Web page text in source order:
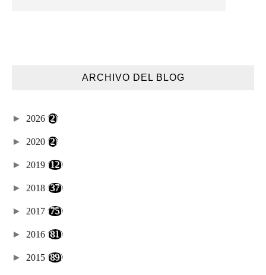
ARCHIVO DEL BLOG
► 2026 (2)
► 2020 (2)
► 2019 (12)
► 2018 (37)
► 2017 (75)
► 2016 (81)
► 2015 (89)